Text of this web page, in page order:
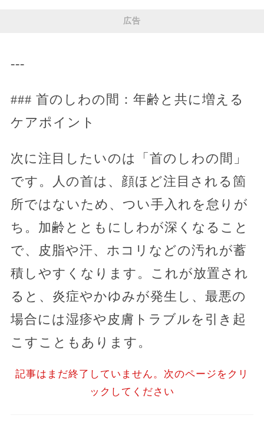
広告
---
### 首のしわの間：年齢と共に増える
ケアポイント
次に注目したいのは「首のしわの間」
です。人の首は、顔ほど注目される箇
所ではないため、つい手入れを怠りが
ち。加齢とともにしわが深くなること
で、皮脂や汗、ホコリなどの汚れが蓄
積しやすくなります。これが放置され
ると、炎症やかゆみが発生し、最悪の
場合には湿疹や皮膚トラブルを引き起
こすこともあります。
記事はまだ終了していません。次のページをクリ
ックしてください